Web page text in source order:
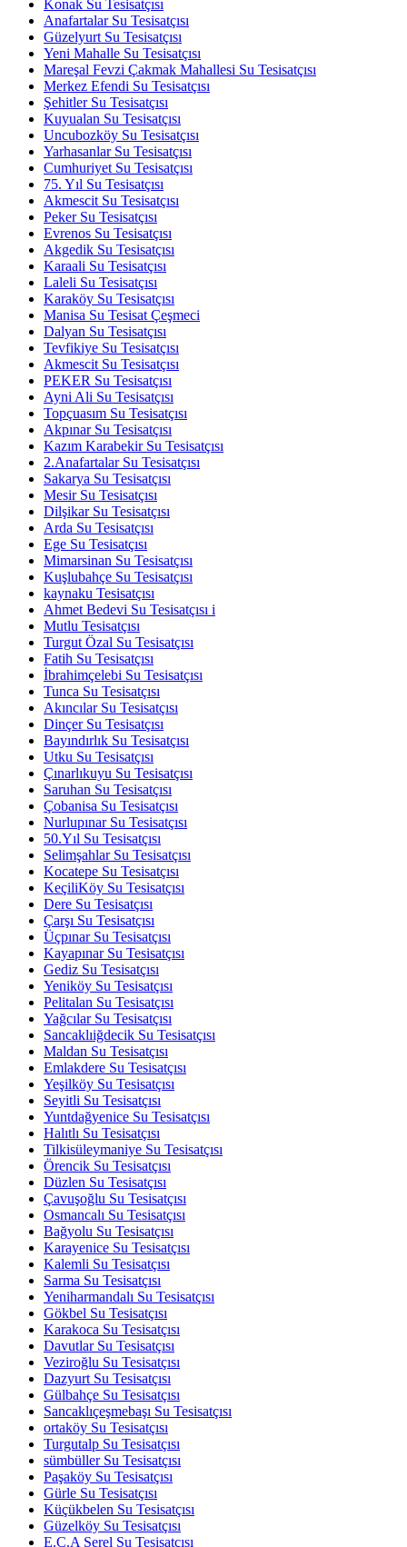
Konak Su Tesisatçısı
Anafartalar Su Tesisatçısı
Güzelyurt Su Tesisatçısı
Yeni Mahalle Su Tesisatçısı
Mareşal Fevzi Çakmak Mahallesi Su Tesisatçısı
Merkez Efendi Su Tesisatçısı
Şehitler Su Tesisatçısı
Kuyualan Su Tesisatçısı
Uncubozköy Su Tesisatçısı
Yarhasanlar Su Tesisatçısı
Cumhuriyet Su Tesisatçısı
75. Yıl Su Tesisatçısı
Akmescit Su Tesisatçısı
Peker Su Tesisatçısı
Evrenos Su Tesisatçısı
Akgedik Su Tesisatçısı
Karaali Su Tesisatçısı
Laleli Su Tesisatçısı
Karaköy Su Tesisatçısı
Manisa Su Tesisat Çeşmeci
Dalyan Su Tesisatçısı
Tevfikiye Su Tesisatçısı
Akmescit Su Tesisatçısı
PEKER Su Tesisatçısı
Ayni Ali Su Tesisatçısı
Topçuasım Su Tesisatçısı
Akpınar Su Tesisatçısı
Kazım Karabekir Su Tesisatçısı
2.Anafartalar Su Tesisatçısı
Sakarya Su Tesisatçısı
Mesir Su Tesisatçısı
Dilşikar Su Tesisatçısı
Arda Su Tesisatçısı
Ege Su Tesisatçısı
Mimarsinan Su Tesisatçısı
Kuşlubahçe Su Tesisatçısı
kaynaku Tesisatçısı
Ahmet Bedevi Su Tesisatçısı i
Mutlu Tesisatçısı
Turgut Özal Su Tesisatçısı
Fatih Su Tesisatçısı
İbrahimçelebi Su Tesisatçısı
Tunca Su Tesisatçısı
Akıncılar Su Tesisatçısı
Dinçer Su Tesisatçısı
Bayındırlık Su Tesisatçısı
Utku Su Tesisatçısı
Çınarlıkuyu Su Tesisatçısı
Saruhan Su Tesisatçısı
Çobanisa Su Tesisatçısı
Nurlupınar Su Tesisatçısı
50.Yıl Su Tesisatçısı
Selimşahlar Su Tesisatçısı
Kocatepe Su Tesisatçısı
KeçiliKöy Su Tesisatçısı
Dere Su Tesisatçısı
Çarşı Su Tesisatçısı
Üçpınar Su Tesisatçısı
Kayapınar Su Tesisatçısı
Gediz Su Tesisatçısı
Yeniköy Su Tesisatçısı
Pelitalan Su Tesisatçısı
Yağcılar Su Tesisatçısı
Sancaklıiğdecik Su Tesisatçısı
Maldan Su Tesisatçısı
Emlakdere Su Tesisatçısı
Yeşilköy Su Tesisatçısı
Seyitli Su Tesisatçısı
Yuntdağyenice Su Tesisatçısı
Halıtlı Su Tesisatçısı
Tilkisüleymaniye Su Tesisatçısı
Örencik Su Tesisatçısı
Düzlen Su Tesisatçısı
Çavuşoğlu Su Tesisatçısı
Osmancalı Su Tesisatçısı
Bağyolu Su Tesisatçısı
Karayenice Su Tesisatçısı
Kalemli Su Tesisatçısı
Sarma Su Tesisatçısı
Yeniharmandalı Su Tesisatçısı
Gökbel Su Tesisatçısı
Karakoca Su Tesisatçısı
Davutlar Su Tesisatçısı
Veziroğlu Su Tesisatçısı
Dazyurt Su Tesisatçısı
Gülbahçe Su Tesisatçısı
Sancaklıçeşmebaşı Su Tesisatçısı
ortaköy Su Tesisatçısı
Turgutalp Su Tesisatçısı
sümbüller Su Tesisatçısı
Paşaköy Su Tesisatçısı
Gürle Su Tesisatçısı
Küçükbelen Su Tesisatçısı
Güzelköy Su Tesisatçısı
E.C.A Serel Su Tesisatçısı